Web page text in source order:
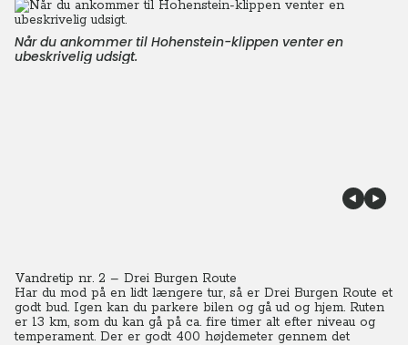
Når du ankommer til Hohenstein-klippen venter en
ubeskrivelig udsigt.
Vandretip nr. 2 – Drei Burgen Route
Har du mod på en lidt længere tur, så er Drei Burgen Route et
godt bud. Igen kan du parkere bilen og gå ud og hjem. Ruten
er 13 km, som du kan gå på ca. fire timer alt efter niveau og
temperament. Der er godt 400 højdemeter gennem det